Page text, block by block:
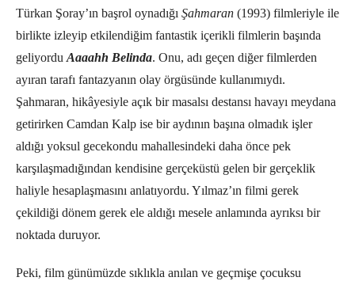
Türkan Şoray’ın başrol oynadığı Şahmaran (1993) filmleriyle ile
birlikte izleyip etkilendiğim fantastik içerikli filmlerin başında
geliyorduAaaahh Belinda. Onu, adı geçen diğer filmlerden
ayıran tarafı fantazyanın olay örgüsünde kullanımıydı.
Şahmaran, hikâyesiyle açık bir masalsı destansı havayı meydana
getirirken Camdan Kalp ise bir aydının başına olmadık işler
aldığı yoksul gecekondu mahallesindeki daha önce pek
karşılaşmadığından kendisine gerçeküstü gelen bir gerçeklik
haliyle hesaplaşmasını anlatıyordu. Yılmaz’ın filmi gerek
çekildiği dönem gerek ele aldığı mesele anlamında ayrıksı bir
noktada duruyor.
Peki, film günümüzde sıklıkla anılan ve geçmişe çocuksu